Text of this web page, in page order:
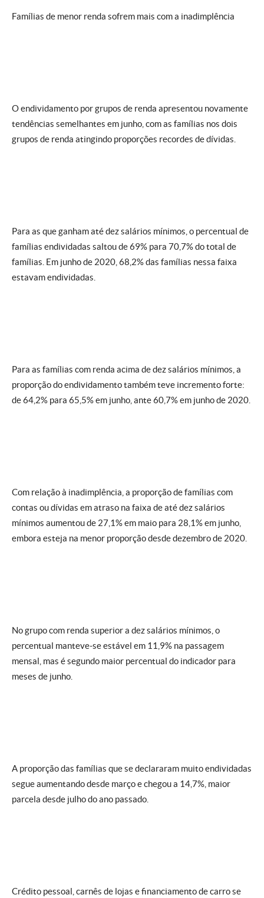
Famílias de menor renda sofrem mais com a inadimplência
O endividamento por grupos de renda apresentou novamente
tendências semelhantes em junho, com as famílias nos dois
grupos de renda atingindo proporções recordes de dívidas.
Para as que ganham até dez salários mínimos, o percentual de
famílias endividadas saltou de 69% para 70,7% do total de
famílias. Em junho de 2020, 68,2% das famílias nessa faixa
estavam endividadas.
Para as famílias com renda acima de dez salários mínimos, a
proporção do endividamento também teve incremento forte:
de 64,2% para 65,5% em junho, ante 60,7% em junho de 2020.
Com relação à inadimplência, a proporção de famílias com
contas ou dívidas em atraso na faixa de até dez salários
mínimos aumentou de 27,1% em maio para 28,1% em junho,
embora esteja na menor proporção desde dezembro de 2020.
No grupo com renda superior a dez salários mínimos, o
percentual manteve-se estável em 11,9% na passagem
mensal, mas é segundo maior percentual do indicador para
meses de junho.
A proporção das famílias que se declararam muito endividadas
segue aumentando desde março e chegou a 14,7%, maior
parcela desde julho do ano passado.
Crédito pessoal, carnês de lojas e financiamento de carro se